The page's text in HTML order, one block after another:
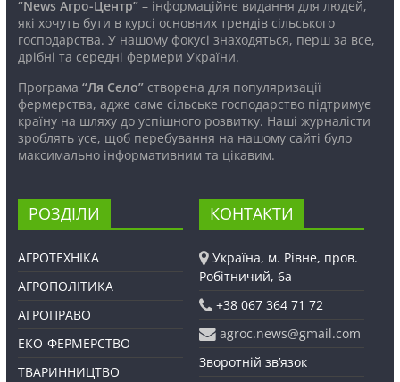
“News Агро-Центр”– інформаційне видання для людей,
які хочуть бути в курсі основних трендів сільського
господарства. У нашому фокусі знаходяться, перш за все,
дрібні та середні фермери України.
Програма “Ля Село”створена для популяризації
фермерства, адже саме сільське господарство підтримує
країну на шляху до успішного розвитку. Наші журналісти
зроблять усе, щоб перебування на нашому сайті було
максимально інформативним та цікавим.
РОЗДІЛИ
АГРОТЕХНІКА
АГРОПОЛІТИКА
АГРОПРАВО
ЕКО-ФЕРМЕРСТВО
ТВАРИННИЦТВО
КОНТАКТИ
Україна, м. Рівне, пров.
Робітничий, 6а
+38 067 364 71 72
agroc.news@gmail.com
Зворотній зв’язок